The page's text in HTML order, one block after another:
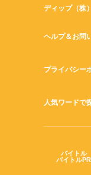
ディップ（株）
ヘルプ＆お問
プライバシー
人気ワードで
バイトル
バイトル